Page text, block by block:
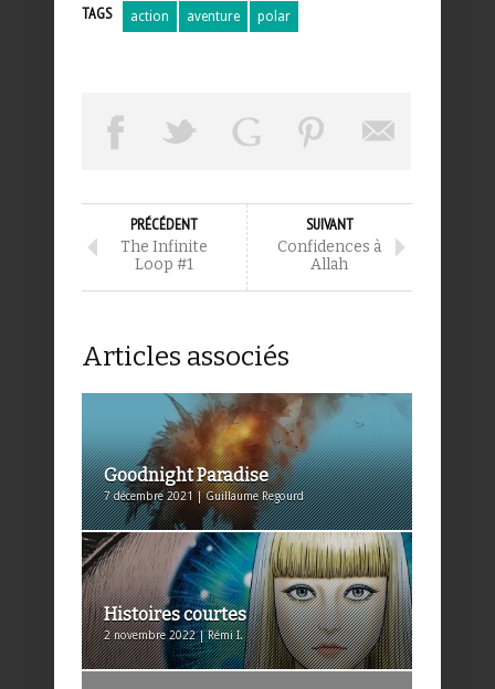
TAGS action aventure polar
PRÉCÉDENT
The Infinite
Loop #1
SUIVANT
Confidences à
Allah
Articles associés
Goodnight Paradise
7 décembre 2021 | Guillaume Regourd
Histoires courtes
2 novembre 2022 | Rémi I.